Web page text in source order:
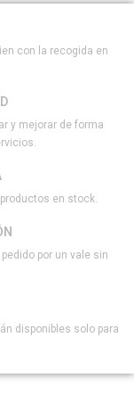
con la recogida en
y mejorar de forma
en stock.
por un vale sin
disponibles solo para